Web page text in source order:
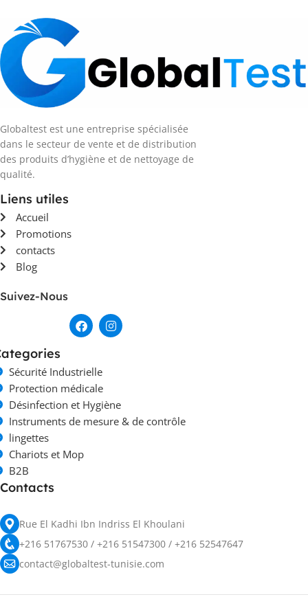
Globaltest est une entreprise spécialisée
dans le secteur de vente et de distribution
des produits d’hygiène et de nettoyage de
qualité.
Liens utiles
Accueil
Promotions
contacts
Blog
Suivez-Nous
Sécurité Industrielle
Protection médicale
Désinfection et Hygiène
Instruments de mesure & de contrôle
lingettes
Chariots et Mop
B2B
Contacts
Rue El Kadhi Ibn Indriss El Khoulani
+216 51767530 / +216 51547300 / +216 52547647
contact@globaltest-tunisie.com